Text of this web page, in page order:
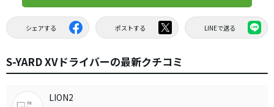
シェアする ポストする LINEで送る
S-YARD XVドライバーの最新クチコミ
LION2